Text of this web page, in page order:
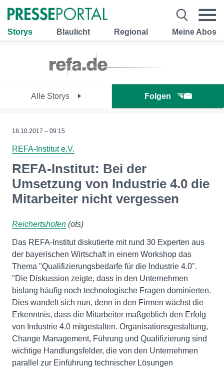
Storys Blaulicht Regional Meine Abos
Alle Storys Folgen
18.10.2017 – 09:15
REFA-Institut e.V.
REFA-Institut: Bei der
Umsetzung von Industrie 4.0 die
Mitarbeiter nicht vergessen
Reichertshofen (ots)
Das REFA-Institut diskutierte mit rund 30 Experten aus
der bayerischen Wirtschaft in einem Workshop das
Thema "Qualifizierungsbedarfe für die Industrie 4.0".
"Die Diskussion zeigte, dass in den Unternehmen
bislang häufig noch technologische Fragen dominierten.
Dies wandelt sich nun, denn in den Firmen wächst die
Erkenntnis, dass die Mitarbeiter maßgeblich den Erfolg
von Industrie 4.0 mitgestalten. Organisationsgestaltung,
Change Management, Führung und Qualifizierung sind
wichtige Handlungsfelder, die von den Unternehmen
parallel zur Einführung technischer Lösungen